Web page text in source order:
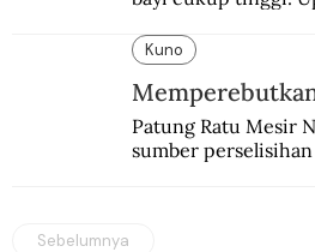
Kuno
Patung Ratu Mesir
sumber
Sebelumnya